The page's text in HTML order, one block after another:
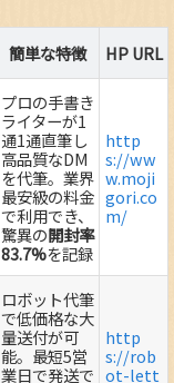
簡単な特徴 HP URL
プロの手書き
ライターが1
通1通直筆し
高品質なDM
を代筆。業界
最安級の料金
で利用でき、
驚異の開封率
83.7%を記録
http
s://ww
w.moji
gori.co
m/
ロボット代筆
で低価格な大
量送付が可
能。最短5営
業日で発送で
http
s://rob
ot-lett